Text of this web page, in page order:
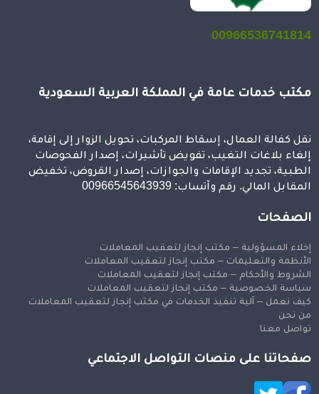
00966536741814
مكتب خدمات عامة في المملكة العربية السعودية
نقل كفالة العمال، إسقاط المركبات، تحويل الزوار إلى إقامة،
إلغاء بلاغات التغيب، تفويض تأشيرات، إصدار الفحوصات
الطبية، تجديد الإقامات والجوازات، إصدار القروض، تخفيض
المقابل المالي. رقم وآتساب: 00966545643939
الصفحات
إخلاء المسؤولية – مكتب إنجاز لتعقيب المعاملات
الأنظمة والتعليمات – مكتب إنجاز لتعقيب المعاملات
الشروط والأحكام – مكتب إنجاز لتعقيب المعاملات
سياسة الخصوصية – مكتب إنجاز لتعقيب المعاملات
كيف نعمل – آلية تنفيذ الخدمات في مكتب إنجاز لتعقيب المعاملات
من نحن
تواصل معنا
صفحاتنا على منصات التواصل الاجتماعي